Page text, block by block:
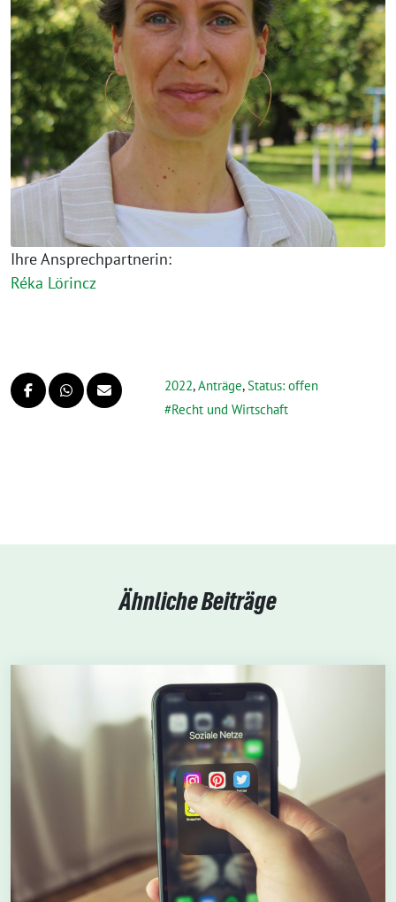
Ihre Ansprechpartnerin:
Réka Lörincz
2022,Anträge,Status: offen
Recht und Wirtschaft
Ähnliche Beiträge